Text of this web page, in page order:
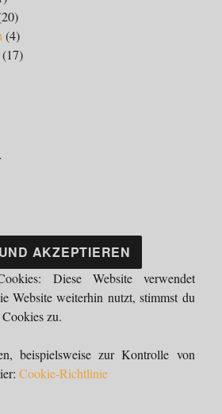
(4)
(17)
Diese Website verwendet
Website weiterhin nutzt, stimmst du
zu.
beispielsweise zur Kontrolle von
Cookie-Richtlinie